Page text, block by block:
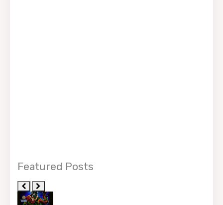
Featured Posts